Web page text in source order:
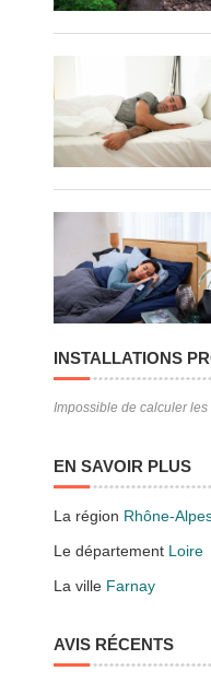
INSTALLATIONS
Impossible de calculer
EN SAVOIR PLUS
La région Rhône-
Le département Loire
La ville Farnay
AVIS RÉCENTS